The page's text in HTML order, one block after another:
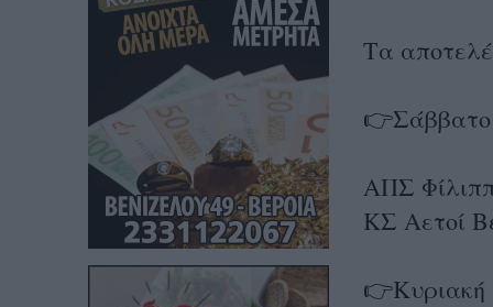
Τα
👉Σάββατο
ΑΠΣ
ΚΣ Αετοί
👉Κυριακή